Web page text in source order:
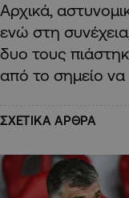
Αρχικά,
ενώ στη
δυο τους
από το σημείο να
ΣΧΕΤΙΚΑ ΑΡΘΡΑ